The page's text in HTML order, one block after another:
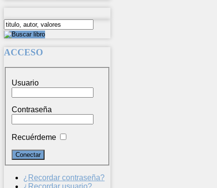
ACCESO
Usuario
Contraseña
Recuérdeme
¿Recordar contraseña?
¿Recordar usuario?